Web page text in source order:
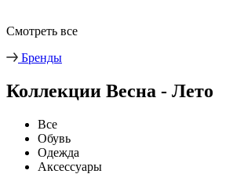
Смотреть все
Бренды
Коллекции Весна - Лето
Все
Обувь
Одежда
Аксессуары